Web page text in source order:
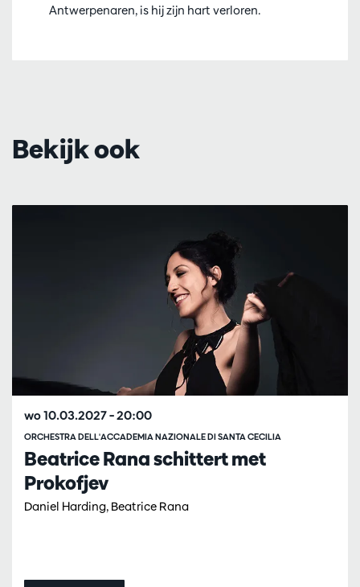
Antwerpenaren, is hij zijn hart verloren.
Bekijk ook
Beatrice Rana schittert met
Prokofjev
Daniel Harding, Beatrice Rana
ORCHESTRA DELL'ACCADEMIA NAZIONALE DI SANTA CECILIA
wo 10.03.2027– 20:00